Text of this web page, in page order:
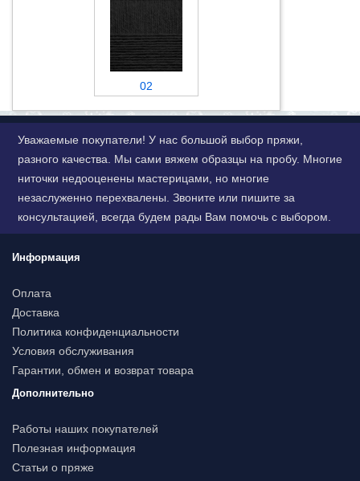
02
Уважаемые покупатели! У нас большой выбор пряжи,
разного качества. Мы сами вяжем образцы на пробу. Многие
ниточки недооценены мастерицами, но многие
незаслуженно перехвалены. Звоните или пишите за
консультацией, всегда будем рады Вам помочь с выбором.
Информация
Оплата
Доставка
Политика конфиденциальности
Условия обслуживания
Гарантии, обмен и возврат товара
Дополнительно
Работы наших покупателей
Полезная информация
Статьи о пряже